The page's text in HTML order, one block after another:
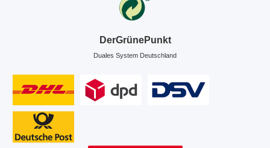
DerGrünePunkt
Duales System Deutschland